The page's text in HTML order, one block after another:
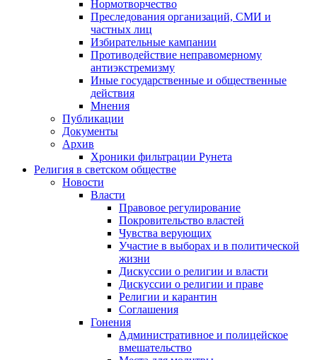
Нормотворчество
Преследования организаций, СМИ и
частных лиц
Избирательные кампании
Противодействие неправомерному
антиэкстремизму
Иные государственные и общественные
действия
Мнения
Публикации
Документы
Архив
Хроники фильтрации Рунета
Религия в светском обществе
Новости
Власти
Правовое регулирование
Покровительство властей
Чувства верующих
Участие в выборах и в политической
жизни
Дискуссии о религии и власти
Дискуссии о религии и праве
Религии и карантин
Соглашения
Гонения
Административное и полицейское
вмешательство